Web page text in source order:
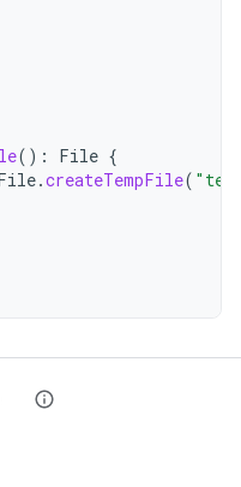
(): File {
.createTempFile(